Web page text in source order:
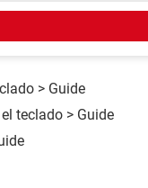
> Guide
teclado > Guide